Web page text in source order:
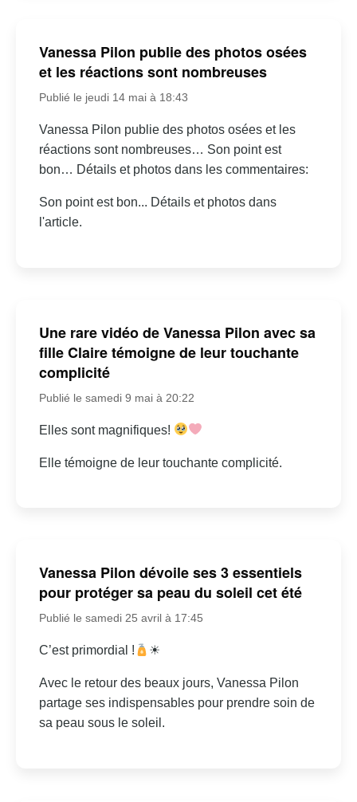
Vanessa Pilon publie des photos osées
et les réactions sont nombreuses
Publié le jeudi 14 mai à 18:43
Vanessa Pilon publie des photos osées et les
réactions sont nombreuses… Son point est
bon… Détails et photos dans les commentaires:
Son point est bon... Détails et photos dans
l'article.
Une rare vidéo de Vanessa Pilon avec sa
fille Claire témoigne de leur touchante
complicité
Publié le samedi 9 mai à 20:22
Elles sont magnifiques!
Elle témoigne de leur touchante complicité.
Vanessa Pilon dévoile ses 3 essentiels
pour protéger sa peau du soleil cet été
Publié le samedi 25 avril à 17:45
C’est primordial ! ☀
Avec le retour des beaux jours, Vanessa Pilon
partage ses indispensables pour prendre soin de
sa peau sous le soleil.